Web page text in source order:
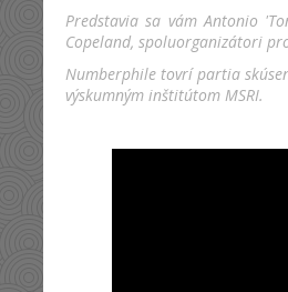
Predstavia sa vám Antonio
Copeland, spoluorganizátori
Numberphile tovrí partia
výskumným inštitútom MSRI.